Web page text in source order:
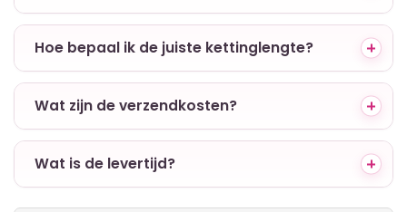
+ Hoe bepaal ik de juiste kettinglengte?
+ Wat zijn de verzendkosten?
+ Wat is de levertijd?